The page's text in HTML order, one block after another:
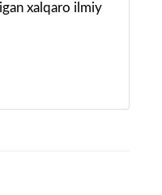
xalqaro ilmiy